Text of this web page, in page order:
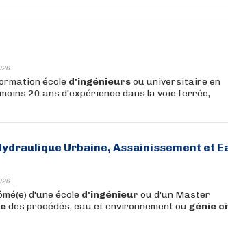
école d'ingénieursou universitaire en
20 ans d'expérience dans la voie ferrée,
Urbaine, Assainissement et
d'une école d'ingénieur ou d'un Master
des procédés, eau et environnement ou génie